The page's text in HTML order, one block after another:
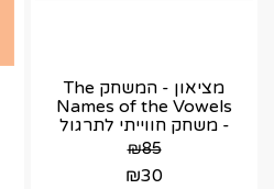
מציאון - המשחק The
Names of the Vowels
- משחק חווייתי לתרגול
שמות אותיות הניקוד
₪85
₪30